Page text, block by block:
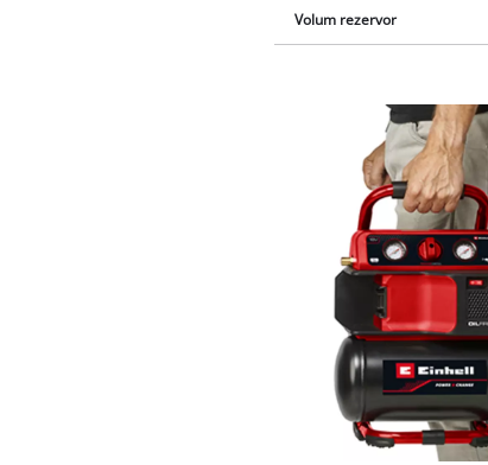
Volum rezervor